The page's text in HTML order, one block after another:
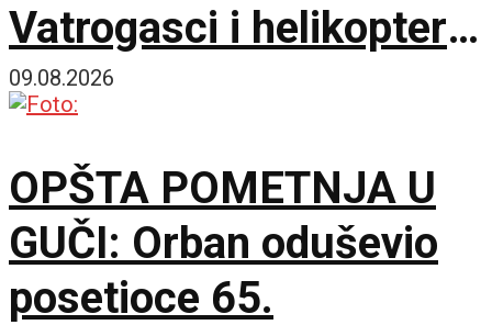
Vatrogasci i helikopteri
spasili naselje od
09.08.2026
OPŠTA POMETNJA U
GUČI: Orban oduševio
posetioce 65.